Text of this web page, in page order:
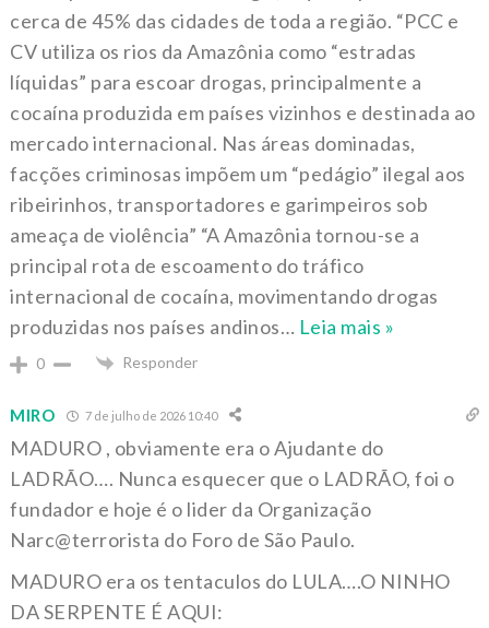
cerca de 45% das cidades de toda a região. “PCC e
CV utiliza os rios da Amazônia como “estradas
líquidas” para escoar drogas, principalmente a
cocaína produzida em países vizinhos e destinada ao
mercado internacional. Nas áreas dominadas,
facções criminosas impõem um “pedágio” ilegal aos
ribeirinhos, transportadores e garimpeiros sob
ameaça de violência” “A Amazônia tornou-se a
principal rota de escoamento do tráfico
internacional de cocaína, movimentando drogas
produzidas nos países andinos… Leia mais »
0 Responder
MIRO 7 de julho de 2026 10:40
MADURO , obviamente era o Ajudante do
LADRÃO…. Nunca esquecer que o LADRÃO, foi o
fundador e hoje é o lider da Organização
Narc@terrorista do Foro de São Paulo.
MADURO era os tentaculos do LULA….O NINHO
DA SERPENTE É AQUI: